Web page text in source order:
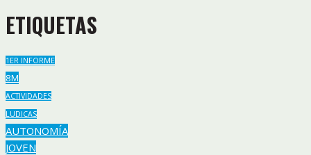
ETIQUETAS
1ER INFORME
8M
ACTIVIDADES
LUDICAS
AUTONOMÍA
JOVEN